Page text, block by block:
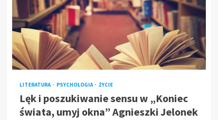
LITERATURA PSYCHOLOGIA ŻYCIE
Lęk i poszukiwanie sensu w „Koniec
świata, umyj okna” Agnieszki Jelonek